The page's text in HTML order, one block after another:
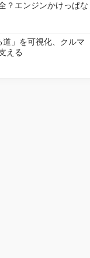
？エンジンかけっぱな
」を可視化、クルマ
える